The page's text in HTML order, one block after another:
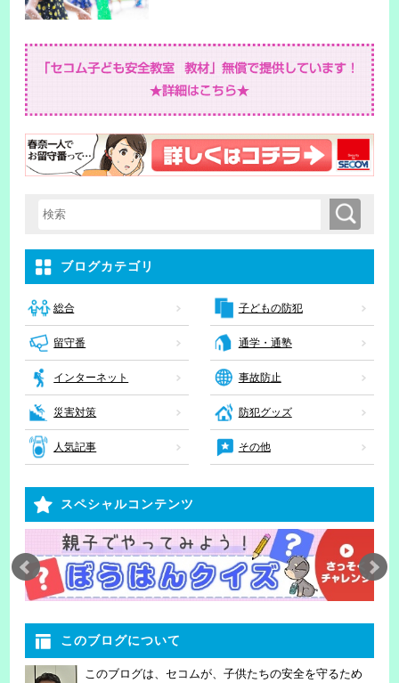
検索キーワード入力 検索
ブログカテゴリ
総合 子どもの防犯
留守番 通学・通塾
インターネット 事故防止
災害対策 防犯グッズ
人気記事 その他
スペシャルコンテンツ
このブログについて
このブログは、セコムが、子供たちの安全を守るため